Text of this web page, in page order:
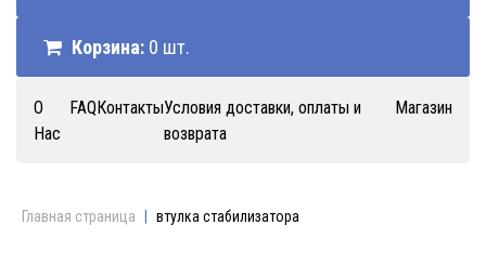
Корзина: 0 шт.
О
Нас
FAQКонтактыУсловия доставки, оплаты и
возврата
Магазин
Главная страница втулка стабилизатора